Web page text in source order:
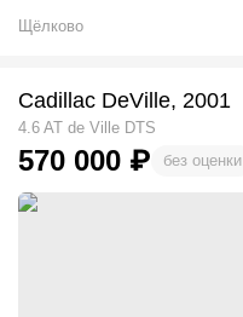
Щёлково
Cadillac DeVille, 2001
4.6 AT de Ville DTS
570 000 ₽ без оценки